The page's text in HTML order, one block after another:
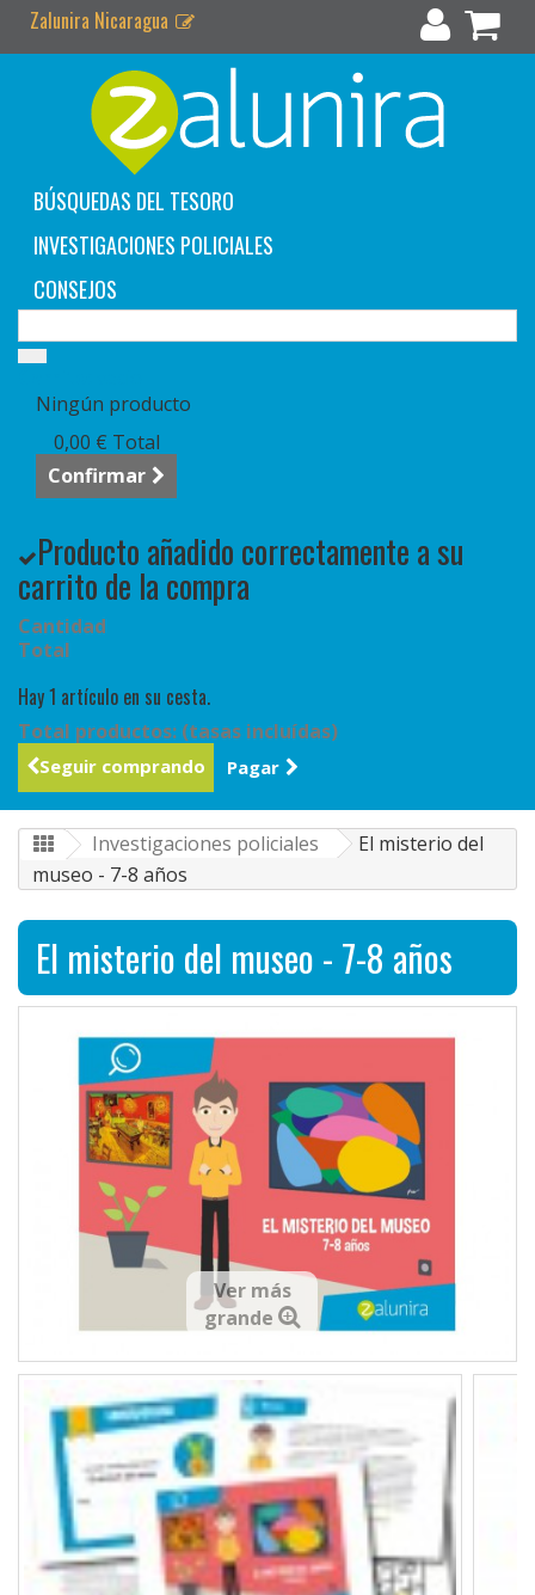
Zalunira Nicaragua
BÚSQUEDAS DEL TESORO
INVESTIGACIONES POLICIALES
CONSEJOS
Ningún producto
0,00 € Total
Confirmar
Producto añadido correctamente a su
carrito de la compra
Cantidad
Total
Hay 1 artículo en su cesta.
Total productos: (tasas incluídas)
Seguir comprando Pagar
Investigaciones policiales
El misterio del
museo - 7-8 años
El misterio del museo - 7-8 años
Ver más
grande